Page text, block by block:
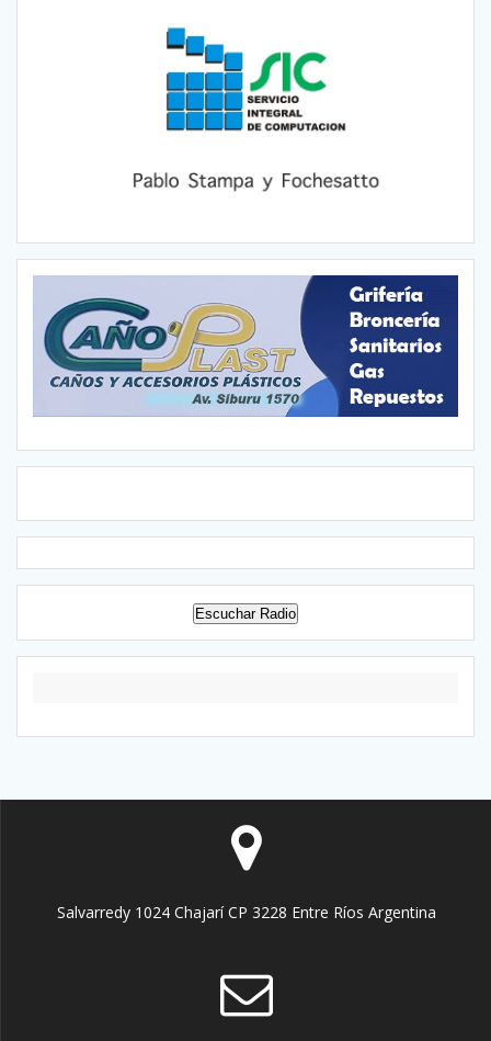
Escuchar Radio
Salvarredy 1024 Chajarí CP 3228 Entre Ríos Argentina